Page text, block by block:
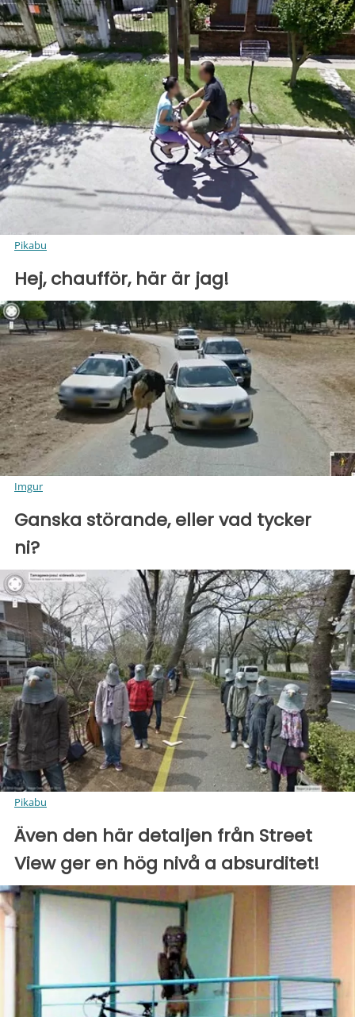
Pikabu
Hej, chaufför, här är jag!
Imgur
Ganska störande, eller vad tycker
ni?
Pikabu
Även den här detaljen från Street
View ger en hög nivå a absurditet!